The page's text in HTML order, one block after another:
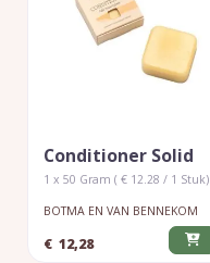
Conditioner Solid
1 x 50 Gram ( € 12.28 / 1 Stuk)
BOTMA EN VAN BENNEKOM
€ 12,28